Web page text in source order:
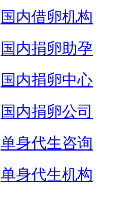
国内借卵机构
国内捐卵助孕
国内捐卵中心
国内捐卵公司
单身代生咨询
单身代生机构